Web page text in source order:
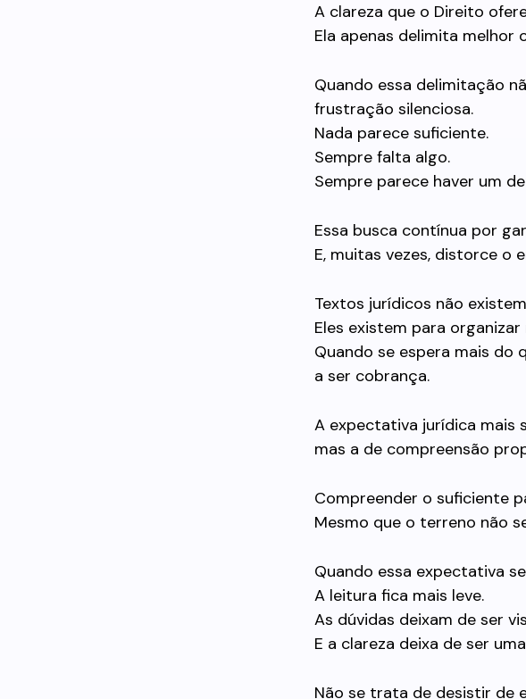
A clareza que o Direito
Ela apenas delimita melhor
Quando essa delimitação
frustração silenciosa.
Nada parece suficiente.
Sempre falta algo.
Sempre parece haver um
Essa busca contínua por
E, muitas vezes, distorce o
Textos jurídicos não
Eles existem para
Quando se espera mais do
a ser cobrança.
A expectativa jurídica mais
mas a de compreensão
Compreender o suficiente
Mesmo que o terreno não
Quando essa expectativa
A leitura fica mais leve.
As dúvidas deixam de ser
E a clareza deixa de ser
Não se trata de desistir de